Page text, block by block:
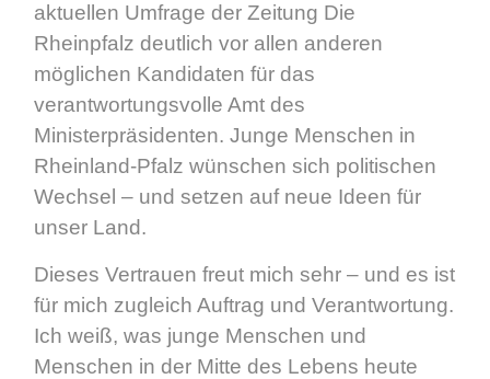
aktuellen Umfrage der Zeitung Die
Rheinpfalz deutlich vor allen anderen
möglichen Kandidaten für das
verantwortungsvolle Amt des
Ministerpräsidenten. Junge Menschen in
Rheinland-Pfalz wünschen sich politischen
Wechsel – und setzen auf neue Ideen für
unser Land.
Dieses Vertrauen freut mich sehr – und es ist
für mich zugleich Auftrag und Verantwortung.
Ich weiß, was junge Menschen und
Menschen in der Mitte des Lebens heute